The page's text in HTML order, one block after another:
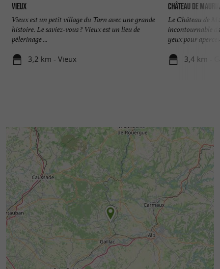
Vieux
Vieux est un petit village du Tarn avec une grande
histoire. Le saviez-vous ? Vieux est un lieu de
pèlerinage ...
3,2 km - Vieux
Château de
Le Château de
incontournable
yeux pour
3,4 km -